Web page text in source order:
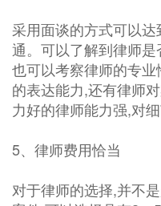
采用面谈的方式可以
通。可以了解到律师
也可以考察律师的专
的表达能力,还有律师
力好的律师能力强,对
5、律师费用恰当
对于律师的选择,并不